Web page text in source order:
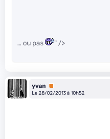
… ou pas " />
yvan
Premium
Le 28/02/2013 à 10h52